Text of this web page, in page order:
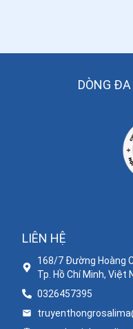
DÒNG
LIÊN HỆ
168/7 Đường Hoàng
Tp. Hồ Chí Minh, Việt
0326457395